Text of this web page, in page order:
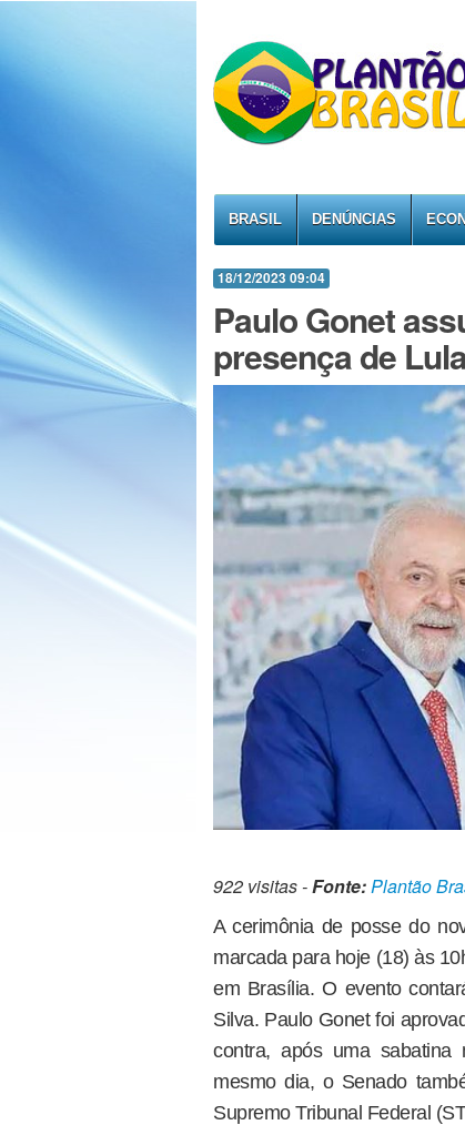
BRASIL DENÚNCIAS
18/12/2023 09:04
Paulo Gonet
presença de
922 visitas -Fonte:Plantão
A cerimônia de posse do
marcada para hoje (18) às
em Brasília. O evento
Silva. Paulo Gonet foi
contra, após uma
mesmo dia, o Senado
Supremo Tribunal Federal